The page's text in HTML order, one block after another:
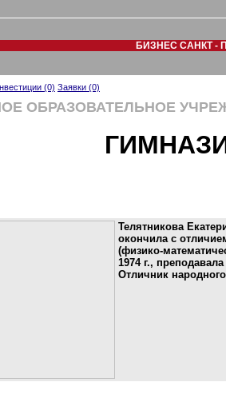
БИЗНЕС САНКТ -
(0) Заявки (0)
ОБРАЗОВАТЕЛЬНОЕ
Телятникова
окончила с
(физико-
1974 г.,
Отличник